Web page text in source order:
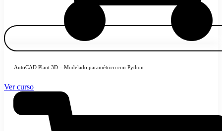
AutoCAD Plant 3D – Modelado paramétrico con Python
Ver curso